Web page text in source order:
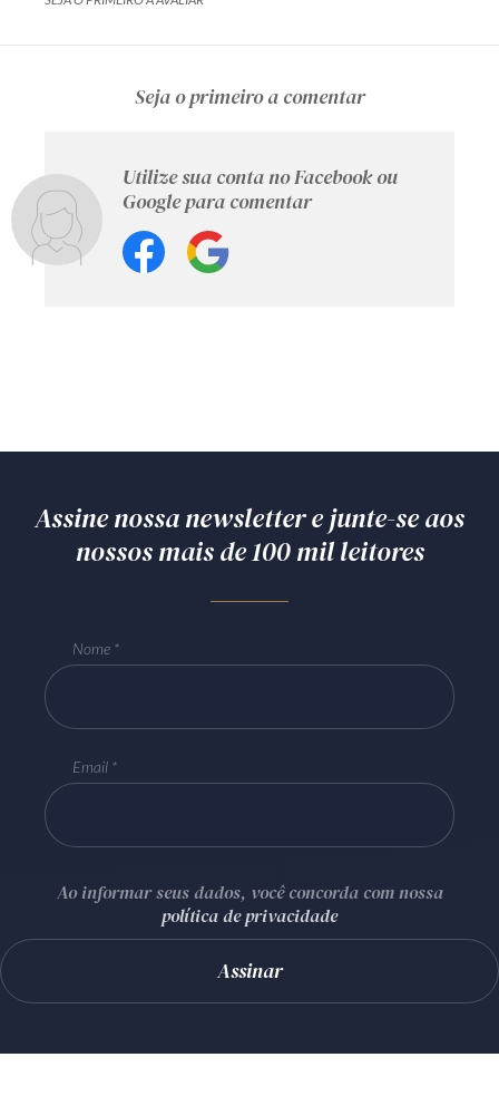
Seja o primeiro a comentar
Utilize sua conta no Facebook ou
Google para comentar
Assine nossa newsletter e junte-se aos
nossos mais de 100 mil leitores
Nome
Email
Ao informar seus dados, você concorda com nossa
política de privacidade